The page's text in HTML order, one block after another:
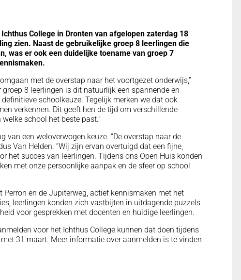
Ichthus College in Dronten van afgelopen zaterdag 18
zien. Naast de gebruikelijke groep 8 leerlingen die
was er ook een duidelijke toename van groep 7
met de overstap naar het voortgezet onderwijs,”
8 leerlingen is dit natuurlijk een spannende en
schoolkeuze. Tegelijk merken we dat ook
verkennen. Dit geeft hen de tijd om verschillende
school het beste past.”
van een weloverwogen keuze. “De overstap naar de
Van Helden. “Wij zijn ervan overtuigd dat een fijne,
het succes van leerlingen. Tijdens ons Open Huis konden
met onze persoonlijke aanpak en de sfeer op school
Perron en de Jupiterweg, actief kennismaken met het
leerlingen konden zich vastbijten in uitdagende puzzels
voor gesprekken met docenten en huidige leerlingen.
voor het Ichthus College kunnen dat doen tijdens
31 maart. Meer informatie over aanmelden is te vinden